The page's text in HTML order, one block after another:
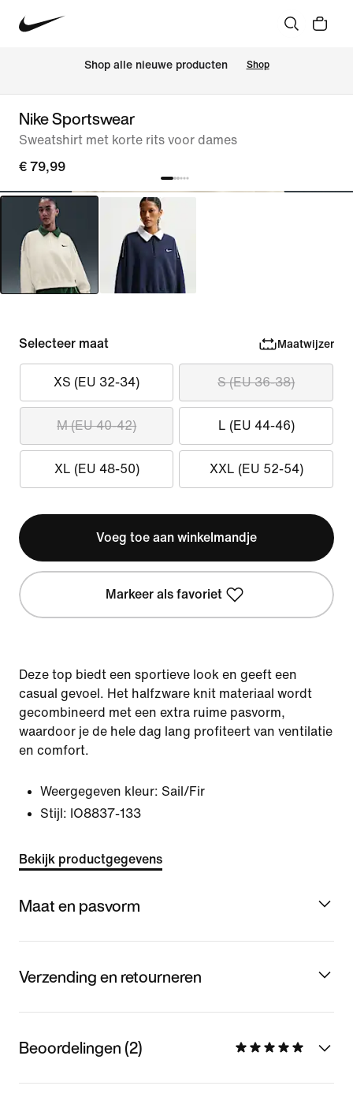
Shop alle nieuwe producten Shop
Nike Sportswear
Sweatshirt met korte rits voor dames
€ 79,99
Selecteer maat Maatwijzer
XS (EU 32-34) S (EU 36-38)
M (EU 40-42) L (EU 44-46)
XL (EU 48-50) XXL (EU 52-54)
Voeg toe aan winkelmandje
Markeer als favoriet
Deze top biedt een sportieve look en geeft een
casual gevoel. Het halfzware knit materiaal wordt
gecombineerd met een extra ruime pasvorm,
waardoor je de hele dag lang profiteert van ventilatie
en comfort.
Weergegeven kleur: Sail/Fir
Stijl: IO8837-133
Bekijk productgegevens
Maat en pasvorm
Verzending en retourneren
Beoordelingen (2)